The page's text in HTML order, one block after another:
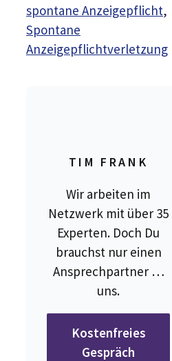
spontane Anzeigepflicht,
Spontane
Anzeigepflichtverletzung
TIM FRANK
Wir arbeiten im
Netzwerk mit über 35
Experten. Doch Du
brauchst nur einen
Ansprechpartner …
uns.
Kostenfreies
Gespräch